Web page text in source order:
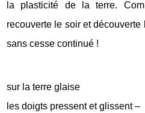
la plasticité de la terre.
recouverte le soir et découverte
sans cesse continué !
sur la terre glaise
les doigts pressent et glissent –